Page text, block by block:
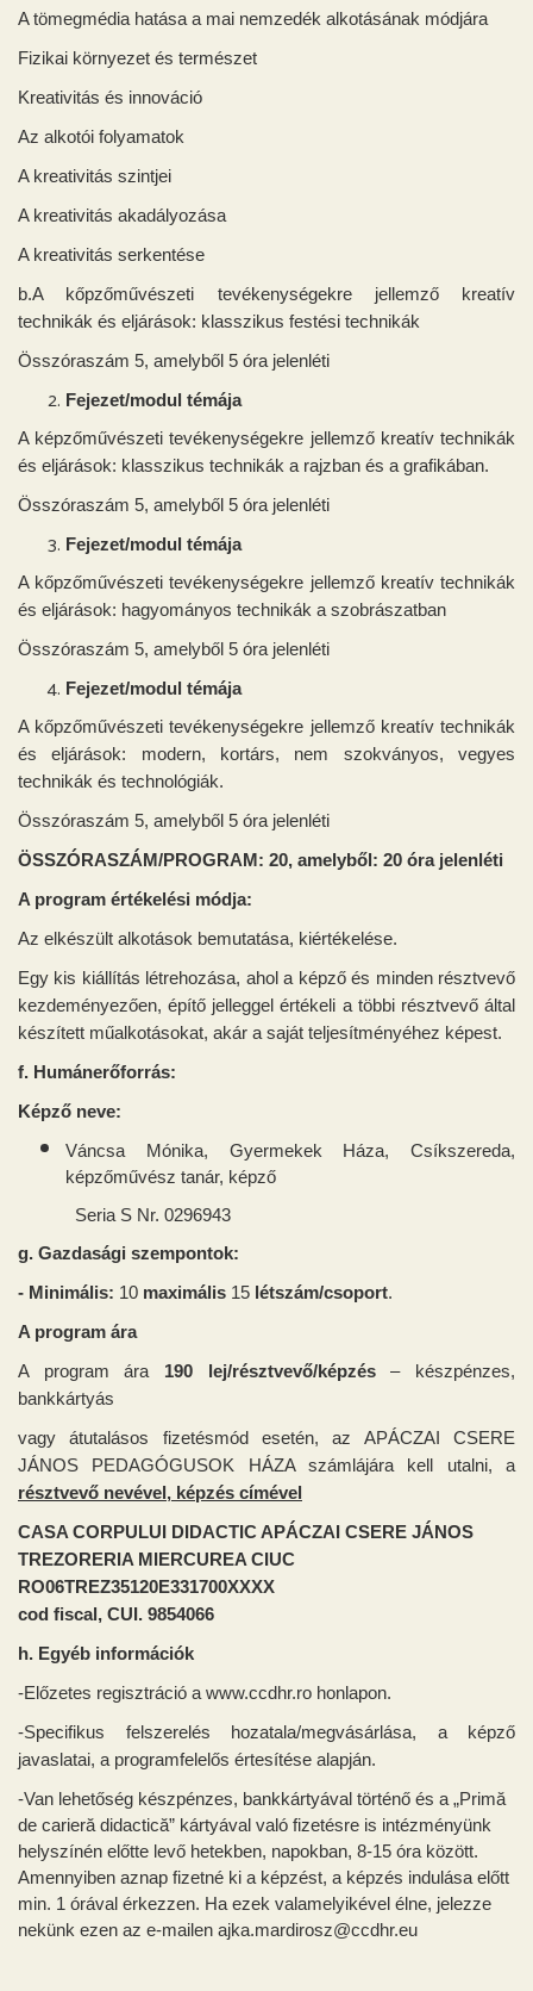
A tömegmédia hatása a mai nemzedék alkotásának módjára
Fizikai környezet és természet
Kreativitás és innováció
Az alkotói folyamatok
A kreativitás szintjei
A kreativitás akadályozása
A kreativitás serkentése
b.A kőpzőművészeti tevékenységekre jellemző kreatív
technikák és eljárások: klasszikus festési technikák
Összóraszám 5, amelyből 5 óra jelenléti
Fejezet/modul témája
A képzőművészeti tevékenységekre jellemző kreatív technikák
és eljárások: klasszikus technikák a rajzban és a grafikában.
Összóraszám 5, amelyből 5 óra jelenléti
Fejezet/modul témája
A kőpzőművészeti tevékenységekre jellemző kreatív technikák
és eljárások: hagyományos technikák a szobrászatban
Összóraszám 5, amelyből 5 óra jelenléti
Fejezet/modul témája
A kőpzőművészeti tevékenységekre jellemző kreatív technikák
és eljárások: modern, kortárs, nem szokványos, vegyes
technikák és technológiák.
Összóraszám 5, amelyből 5 óra jelenléti
ÖSSZÓRASZÁM/PROGRAM: 20, amelyből: 20 óra jelenléti
A program értékelési módja:
Az elkészült alkotások bemutatása, kiértékelése.
Egy kis kiállítás létrehozása, ahol a képző és minden résztvevő
kezdeményezően, építő jelleggel értékeli a többi résztvevő által
készített műalkotásokat, akár a saját teljesítményéhez képest.
f. Humánerőforrás:
Képző neve:
Váncsa Mónika, Gyermekek Háza, Csíkszereda,
képzőművész tanár, képző
Seria S Nr. 0296943
g. Gazdasági szempontok:
- Minimális: 10 maximális 15 létszám/csoport.
A program ára
A program ára 190 lej/résztvevő/képzés– készpénzes,
bankkártyás
vagy átutalásos fizetésmód esetén, az APÁCZAI CSERE
JÁNOS PEDAGÓGUSOK HÁZA számlájára kell utalni, a
résztvevő nevével, képzés címével
CASA CORPULUI DIDACTIC APÁCZAI CSERE JÁNOS
TREZORERIA MIERCUREA CIUC
RO06TREZ35120E331700XXXX
cod fiscal, CUI. 9854066
h. Egyéb információk
-Előzetes regisztráció a www.ccdhr.ro honlapon.
-Specifikus felszerelés hozatala/megvásárlása, a képző
javaslatai, a programfelelős értesítése alapján.
-Van lehetőség készpénzes, bankkártyával történő és a „Primă
de carieră didactică” kártyával való fizetésre is intézményünk
helyszínén előtte levő hetekben, napokban, 8-15 óra között.
Amennyiben aznap fizetné ki a képzést, a képzés indulása előtt
min. 1 órával érkezzen. Ha ezek valamelyikével élne, jelezze
nekünk ezen az e-mailen ajka.mardirosz@ccdhr.eu